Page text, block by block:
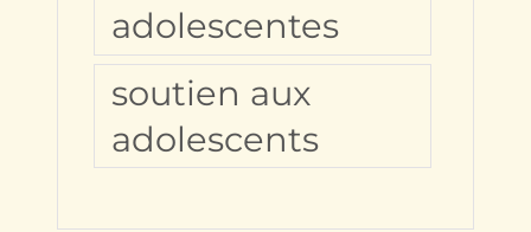
adolescentes
soutien aux
adolescents